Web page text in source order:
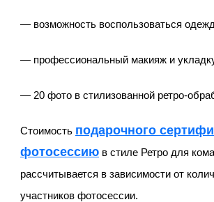
— возможность воспользоваться
— профессиональный макияж и
— 20 фото в стилизованной ретро-
Стоимость подарочного
фотосессию в стиле Ретро для
рассчитывается в зависимости от
участников фотосессии.